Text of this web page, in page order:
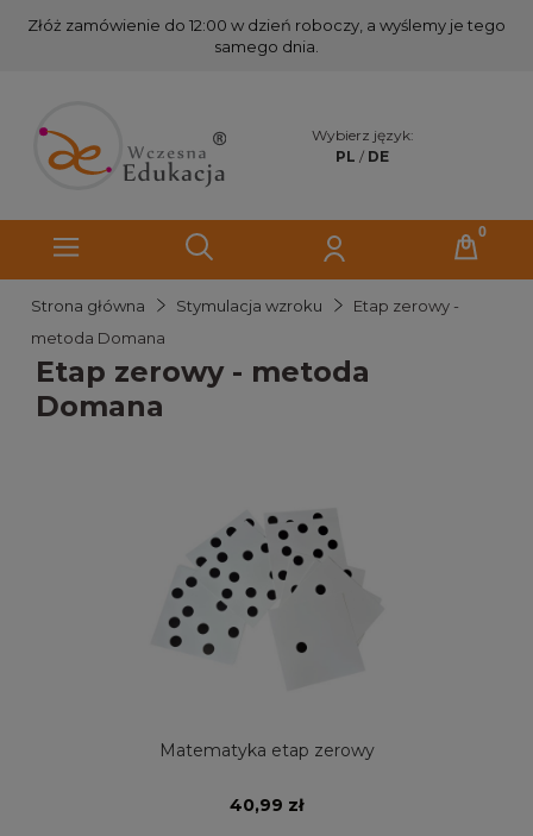
Złóż zamówienie do 12:00 w dzień roboczy, a wyślemy je tego
samego dnia.
Wybierz język:
PL / DE
Strona główna Stymulacja wzroku
Etap zerowy -
metoda Domana
Etap zerowy - metoda
Domana
Matematyka etap zerowy
40,99 zł